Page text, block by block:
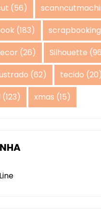
(56)
(183) scrapbooking
(26) Silhouette
(62) tecido (20)
(123) xmas (15)